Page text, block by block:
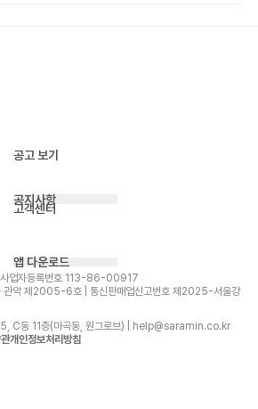
공고 보기
공지사항
고객센터
앱 다운로드
사업자등록번호 113-86-00917
관악 제2005-6호 | 통신판매업신고번호 제2025-서울강
C동 11층(마곡동, 원그로브) | help@saramin.co.kr
개인정보처리방침